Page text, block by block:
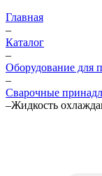
Главная
–
Каталог
–
Оборудование для
–
Сварочные
–Жидкость